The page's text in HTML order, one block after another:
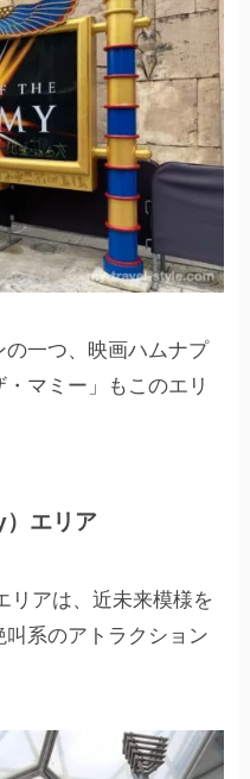
の一つ、映画ハムナプ
マミー」もこのエリ
エリア
リアは、近未来模様を
系のアトラクション